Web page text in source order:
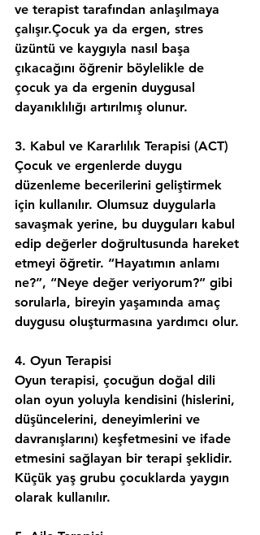
ve terapist tarafından anlaşılmaya
çalışır.Çocuk ya da ergen, stres
üzüntü ve kaygıyla nasıl başa
çıkacağını öğrenir böylelikle de
çocuk ya da ergenin duygusal
dayanıklılığı artırılmış olunur.
3. Kabul ve Kararlılık Terapisi (ACT)
Çocuk ve ergenlerde duygu
düzenleme becerilerini geliştirmek
için kullanılır. Olumsuz duygularla
savaşmak yerine, bu duyguları kabul
edip değerler doğrultusunda hareket
etmeyi öğretir. “Hayatımın anlamı
ne?”, “Neye değer veriyorum?” gibi
sorularla, bireyin yaşamında amaç
duygusu oluşturmasına yardımcı olur.
4. Oyun Terapisi
Oyun terapisi, çocuğun doğal dili
olan oyun yoluyla kendisini (hislerini,
düşüncelerini, deneyimlerini ve
davranışlarını) keşfetmesini ve ifade
etmesini sağlayan bir terapi şeklidir.
Küçük yaş grubu çocuklarda yaygın
olarak kullanılır.